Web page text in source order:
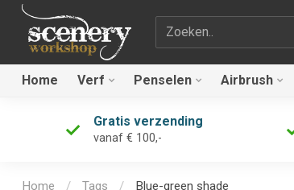
Zoekterm
Home Verf Penselen Airbrush
Gratis verzending
vanaf € 100,-
Home / Tags / Blue-green shade